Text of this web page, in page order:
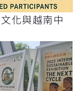
化與越南中